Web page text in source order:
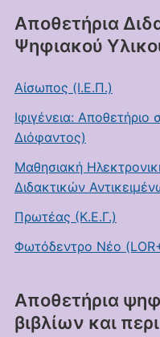
Αποθετήρια
Ψηφιακού
Αίσωπος (Ι.Ε.Π.)
Ιφιγένεια:
Διόφαντος)
Μαθησιακή
Διδακτικών
Πρωτέας (Κ.Ε.Γ.)
Φωτόδεντρο Νέο
Αποθετήρια
βιβλίων και